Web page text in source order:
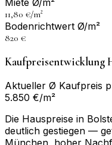
Miete Ø/m²
11,80 €/m²
Bodenrichtwert Ø/m²
820 €
Kaufpreisentwicklung
Aktueller Ø Kaufpreis
5.850 €/m²
Die Hauspreise in
deutlich gestiegen —
München, hoher